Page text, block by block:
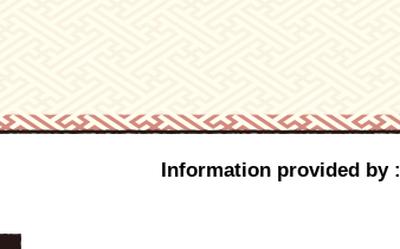
Information provided by :